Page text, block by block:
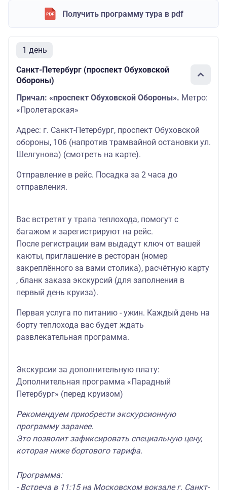
Получить программу тура в pdf
1 день
Санкт-Петербург (проспект Обуховской
Обороны)
Причал: «проспект Обуховской Обороны». Метро:
«Пролетарская»
Адрес: г. Санкт-Петербург, проспект Обуховской
обороны, 106 (напротив трамвайной остановки ул.
Шелгунова) (смотреть на карте).
Отправление в рейс. Посадка за 2 часа до
отправления.
Вас встретят у трапа теплохода, помогут с
багажом и зарегистрируют на рейс.
После регистрации вам выдадут ключ от вашей
каюты, приглашение в ресторан (номер
закреплённого за вами столика), расчётную карту
, бланк заказа экскурсий (для заполнения в
первый день круиза).
Первая услуга по питанию - ужин. Каждый день на
борту теплохода вас будет ждать
развлекательная программа.
Экскурсии за дополнительную плату:
Дополнительная программа «Парадный
Петербург» (перед круизом)
Рекомендуем приобрести экскурсионную
программу заранее.
Это позволит зафиксировать специальную цену,
которая ниже бортового тарифа.
Программа:
- Встреча в 11:15 на Московском вокзале г. Санкт-